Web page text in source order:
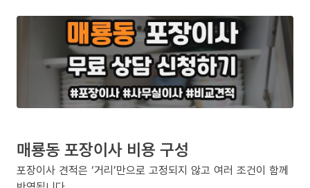
매룡동 포장이사 비용 구성
포장이사 견적은 ‘거리’만으로 고정되지 않고 여러 조건이 함께